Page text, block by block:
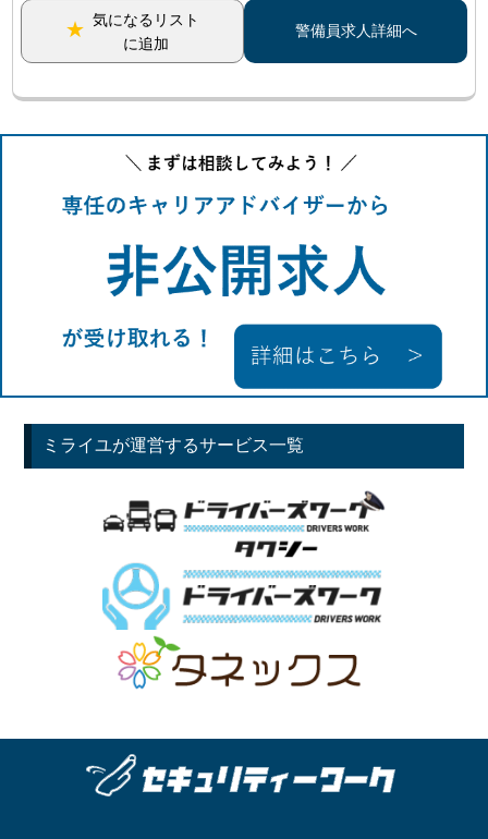
気になるリスト
に追加
警備員求人詳細へ
ミライユが運営するサービス一覧